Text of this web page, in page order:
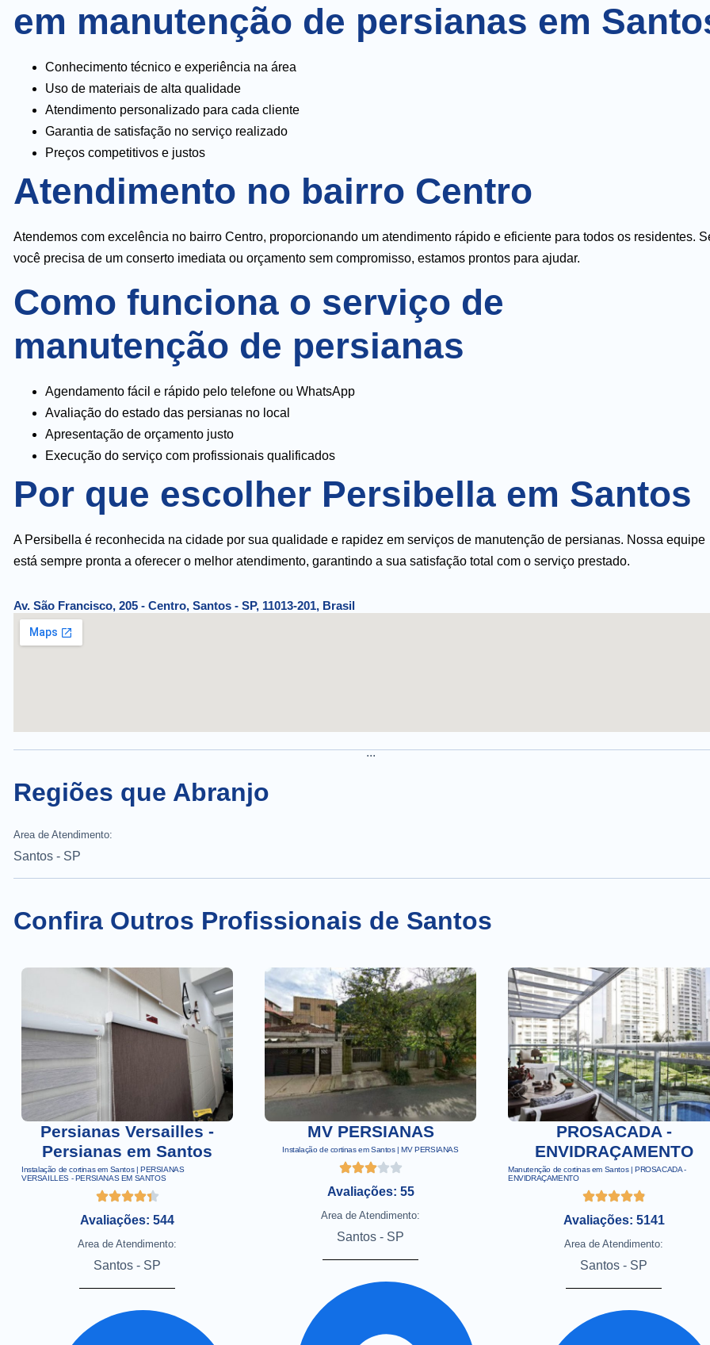
em manutenção de persianas em
Conhecimento técnico e experiência na área
Uso de materiais de alta qualidade
Atendimento personalizado para cada cliente
Garantia de satisfação no serviço realizado
Preços competitivos e justos
Atendimento no bairro Centro
Atendemos com excelência no bairro Centro, proporcionando um atendimento rápido e eficiente para todos os residentes.
você precisa de um conserto imediata ou orçamento sem compromisso, estamos prontos para ajudar.
Como funciona o serviço de
manutenção de persianas
Agendamento fácil e rápido pelo telefone ou WhatsApp
Avaliação do estado das persianas no local
Apresentação de orçamento justo
Execução do serviço com profissionais qualificados
Por que escolher Persibella em Santos
A Persibella é reconhecida na cidade por sua qualidade e rapidez em serviços de manutenção de persianas. Nossa equipe
está sempre pronta a oferecer o melhor atendimento, garantindo a sua satisfação total com o serviço prestado.
Av. São Francisco, 205 - Centro, Santos - SP, 11013-201, Brasil
...
Regiões que Abranjo
Area de Atendimento:
Santos - SP
Confira Outros Profissionais de Santos
Persianas Versailles -
Persianas em Santos
Instalação de cortinas em Santos | PERSIANAS
VERSAILLES - PERSIANAS EM SANTOS
Avaliações: 544
Area de Atendimento:
Santos - SP
MV PERSIANAS
Instalação de cortinas em Santos | MV PERSIANAS
Avaliações: 55
Area de Atendimento:
Santos - SP
PROSACADA -
ENVIDRAÇAMENTO
Manutenção de cortinas em Santos | PROSACADA -
ENVIDRAÇAMENTO
Avaliações: 5141
Area de Atendimento:
Santos - SP